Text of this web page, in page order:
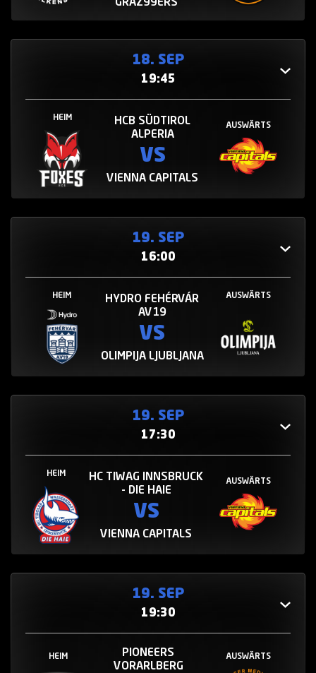
GRAZ99ERS
18. SEP
19:45
HEIM
HCB SÜDTIROL
ALPERIA
VS
VIENNA CAPITALS
AUSWÄRTS
19. SEP
16:00
HEIM
HYDRO FEHÉRVÁR
AV19
VS
OLIMPIJA LJUBLJANA
AUSWÄRTS
19. SEP
17:30
HEIM
HC TIWAG INNSBRUCK
- DIE HAIE
VS
VIENNA CAPITALS
AUSWÄRTS
19. SEP
19:30
HEIM
PIONEERS
VORARLBERG
AUSWÄRTS